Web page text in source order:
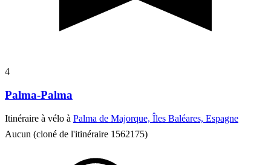
4
Palma-Palma
Itinéraire à vélo à Palma de Majorque, Îles Baléares, Espagne
Aucun (cloné de l'itinéraire 1562175)